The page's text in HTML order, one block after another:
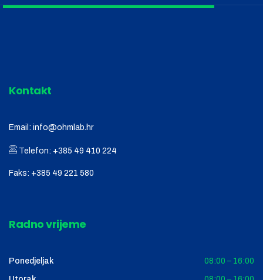
Kontakt
Email: info@ohmlab.hr
Telefon: +385 49 410 224
Faks: +385 49 221 580
Radno vrijeme
Ponedjeljak 08:00 – 16:00